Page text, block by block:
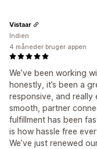
We’ve been working
honestly, it’s been a
responsive, and really
smooth, partner
fulfillment has been
is how hassle free
We’ve just renewed
Vistaar
Indien
4 måneder bruger appen